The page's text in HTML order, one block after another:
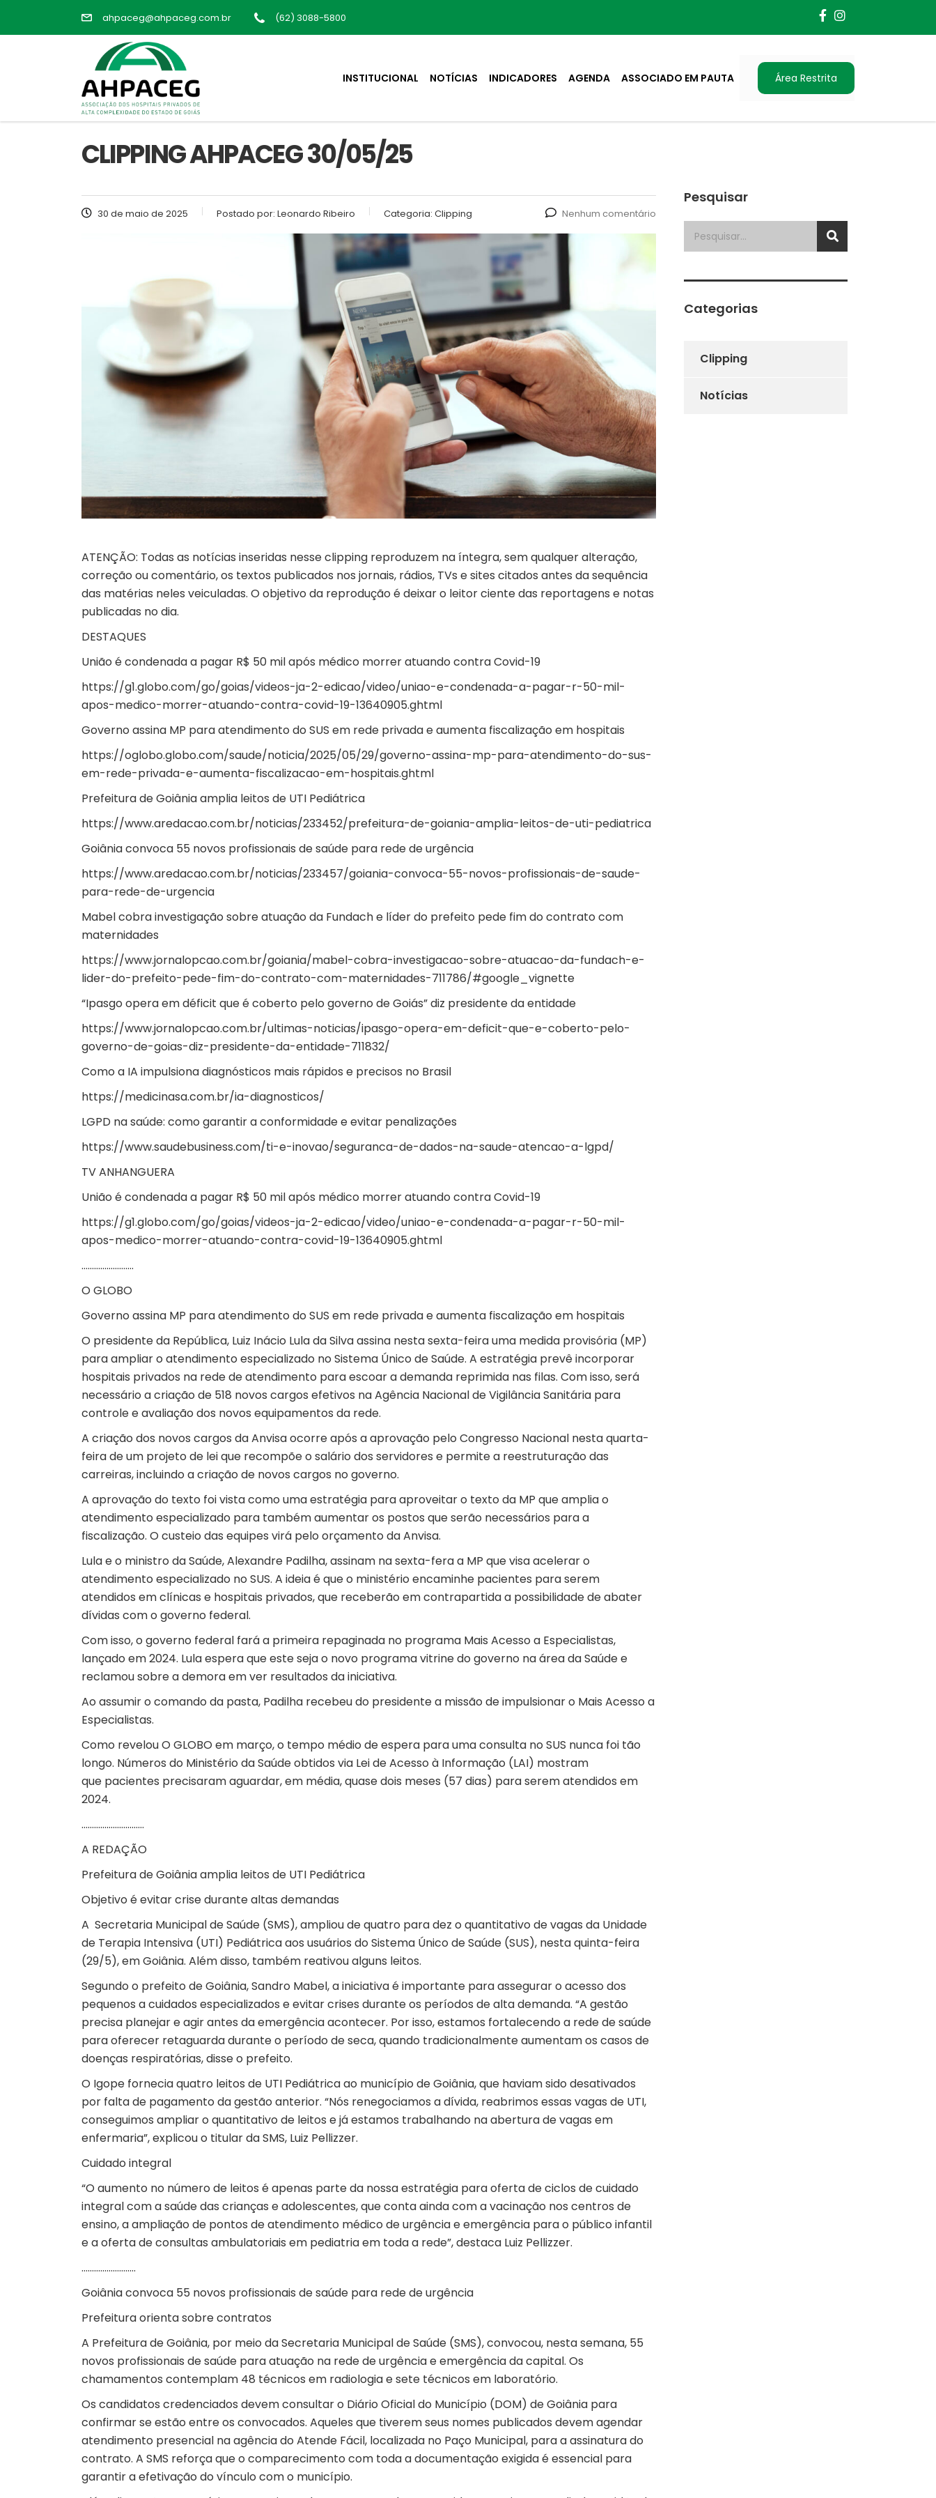
ahpaceg@ahpaceg.com.br (62) 3088-5800
INSTITUCIONAL NOTÍCIAS INDICADORES AGENDA ASSOCIADO EM PAUTA Área Restrita
CLIPPING AHPACEG 30/05/25
30 de maio de 2025 Postado por: Leonardo Ribeiro Categoria: Clipping Nenhum comentário
ATENÇÃO: Todas as notícias inseridas nesse clipping reproduzem na íntegra, sem qualquer alteração,
correção ou comentário, os textos publicados nos jornais, rádios, TVs e sites citados antes da sequência
das matérias neles veiculadas. O objetivo da reprodução é deixar o leitor ciente das reportagens e notas
publicadas no dia.
DESTAQUES
União é condenada a pagar R$ 50 mil após médico morrer atuando contra Covid-19
https://g1.globo.com/go/goias/videos-ja-2-edicao/video/uniao-e-condenada-a-pagar-r-50-mil-
apos-medico-morrer-atuando-contra-covid-19-13640905.ghtml
Governo assina MP para atendimento do SUS em rede privada e aumenta fiscalização em hospitais
https://oglobo.globo.com/saude/noticia/2025/05/29/governo-assina-mp-para-atendimento-do-sus-
em-rede-privada-e-aumenta-fiscalizacao-em-hospitais.ghtml
Prefeitura de Goiânia amplia leitos de UTI Pediátrica
https://www.aredacao.com.br/noticias/233452/prefeitura-de-goiania-amplia-leitos-de-uti-pediatrica
Goiânia convoca 55 novos profissionais de saúde para rede de urgência
https://www.aredacao.com.br/noticias/233457/goiania-convoca-55-novos-profissionais-de-saude-
para-rede-de-urgencia
Mabel cobra investigação sobre atuação da Fundach e líder do prefeito pede fim do contrato com
maternidades
https://www.jornalopcao.com.br/goiania/mabel-cobra-investigacao-sobre-atuacao-da-fundach-e-
lider-do-prefeito-pede-fim-do-contrato-com-maternidades-711786/#google_vignette
“Ipasgo opera em déficit que é coberto pelo governo de Goiás” diz presidente da entidade
https://www.jornalopcao.com.br/ultimas-noticias/ipasgo-opera-em-deficit-que-e-coberto-pelo-
governo-de-goias-diz-presidente-da-entidade-711832/
Como a IA impulsiona diagnósticos mais rápidos e precisos no Brasil
https://medicinasa.com.br/ia-diagnosticos/
LGPD na saúde: como garantir a conformidade e evitar penalizações
https://www.saudebusiness.com/ti-e-inovao/seguranca-de-dados-na-saude-atencao-a-lgpd/
TV ANHANGUERA
União é condenada a pagar R$ 50 mil após médico morrer atuando contra Covid-19
https://g1.globo.com/go/goias/videos-ja-2-edicao/video/uniao-e-condenada-a-pagar-r-50-mil-
apos-medico-morrer-atuando-contra-covid-19-13640905.ghtml
…………………….
O GLOBO
Governo assina MP para atendimento do SUS em rede privada e aumenta fiscalização em hospitais
O presidente da República, Luiz Inácio Lula da Silva assina nesta sexta-feira uma medida provisória (MP)
para ampliar o atendimento especializado no Sistema Único de Saúde. A estratégia prevê incorporar
hospitais privados na rede de atendimento para escoar a demanda reprimida nas filas. Com isso, será
necessário a criação de 518 novos cargos efetivos na Agência Nacional de Vigilância Sanitária para
controle e avaliação dos novos equipamentos da rede.
A criação dos novos cargos da Anvisa ocorre após a aprovação pelo Congresso Nacional nesta quarta-
feira de um projeto de lei que recompõe o salário dos servidores e permite a reestruturação das
carreiras, incluindo a criação de novos cargos no governo.
A aprovação do texto foi vista como uma estratégia para aproveitar o texto da MP que amplia o
atendimento especializado para também aumentar os postos que serão necessários para a
fiscalização. O custeio das equipes virá pelo orçamento da Anvisa.
Lula e o ministro da Saúde, Alexandre Padilha, assinam na sexta-fera a MP que visa acelerar o
atendimento especializado no SUS. A ideia é que o ministério encaminhe pacientes para serem
atendidos em clínicas e hospitais privados, que receberão em contrapartida a possibilidade de abater
dívidas com o governo federal.
Com isso, o governo federal fará a primeira repaginada no programa Mais Acesso a Especialistas,
lançado em 2024. Lula espera que este seja o novo programa vitrine do governo na área da Saúde e
reclamou sobre a demora em ver resultados da iniciativa.
Ao assumir o comando da pasta, Padilha recebeu do presidente a missão de impulsionar o Mais Acesso a
Especialistas.
Como revelou O GLOBO em março, o tempo médio de espera para uma consulta no SUS nunca foi tão
longo. Números do Ministério da Saúde obtidos via Lei de Acesso à Informação (LAI) mostram
que pacientes precisaram aguardar, em média, quase dois meses (57 dias) para serem atendidos em
2024.
…………………………
A REDAÇÃO
Prefeitura de Goiânia amplia leitos de UTI Pediátrica
Objetivo é evitar crise durante altas demandas
A Secretaria Municipal de Saúde (SMS), ampliou de quatro para dez o quantitativo de vagas da Unidade
de Terapia Intensiva (UTI) Pediátrica aos usuários do Sistema Único de Saúde (SUS), nesta quinta-feira
(29/5), em Goiânia. Além disso, também reativou alguns leitos.
Segundo o prefeito de Goiânia, Sandro Mabel, a iniciativa é importante para assegurar o acesso dos
pequenos a cuidados especializados e evitar crises durante os períodos de alta demanda. “A gestão
precisa planejar e agir antes da emergência acontecer. Por isso, estamos fortalecendo a rede de saúde
para oferecer retaguarda durante o período de seca, quando tradicionalmente aumentam os casos de
doenças respiratórias, disse o prefeito.
O Igope fornecia quatro leitos de UTI Pediátrica ao município de Goiânia, que haviam sido desativados
por falta de pagamento da gestão anterior. “Nós renegociamos a dívida, reabrimos essas vagas de UTI,
conseguimos ampliar o quantitativo de leitos e já estamos trabalhando na abertura de vagas em
enfermaria”, explicou o titular da SMS, Luiz Pellizzer.
Cuidado integral
“O aumento no número de leitos é apenas parte da nossa estratégia para oferta de ciclos de cuidado
integral com a saúde das crianças e adolescentes, que conta ainda com a vacinação nos centros de
ensino, a ampliação de pontos de atendimento médico de urgência e emergência para o público infantil
e a oferta de consultas ambulatoriais em pediatria em toda a rede”, destaca Luiz Pellizzer.
……………………..
Goiânia convoca 55 novos profissionais de saúde para rede de urgência
Prefeitura orienta sobre contratos
A Prefeitura de Goiânia, por meio da Secretaria Municipal de Saúde (SMS), convocou, nesta semana, 55
novos profissionais de saúde para atuação na rede de urgência e emergência da capital. Os
chamamentos contemplam 48 técnicos em radiologia e sete técnicos em laboratório.
Os candidatos credenciados devem consultar o Diário Oficial do Município (DOM) de Goiânia para
confirmar se estão entre os convocados. Aqueles que tiverem seus nomes publicados devem agendar
atendimento presencial na agência do Atende Fácil, localizada no Paço Municipal, para a assinatura do
contrato. A SMS reforça que o comparecimento com toda a documentação exigida é essencial para
garantir a efetivação do vínculo com o município.
Pesquisar
Categorias
Clipping
Notícias